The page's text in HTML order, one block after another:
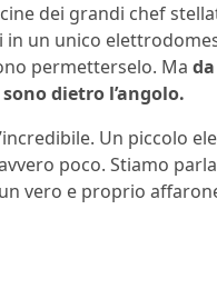
dei grandi chef
un unico
permetterselo. Ma
dietro l’angolo.
Un piccolo
poco. Stiamo
un vero e proprio